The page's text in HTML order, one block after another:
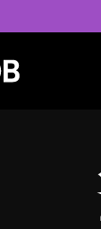
水平ス
リアル